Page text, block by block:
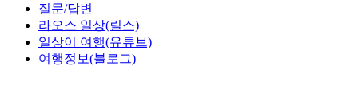
질문/답변
라오스 일상(릴스)
일상이 여행(유튜브)
여행정보(블로그)